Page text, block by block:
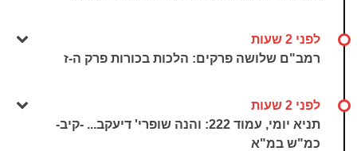
לפני 2 שעות
רמב"ם שלושה פרקים: הלכות בכורות פרק ה-ז
לפני 2 שעות
תניא יומי, עמוד 222: והנה שופרי' דיעקב... -קיב-
כמ"ש במ"א